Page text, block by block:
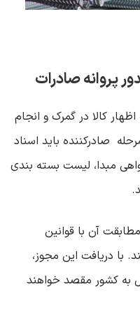
پروانه صادرات
کالا در گمرک و انجام
صادرکننده باید اسناد
مبدا، لیست بسته ‌بندی
.
آن با قوانین
با دریافت این مجوز،
به کشور مقصد خواهند